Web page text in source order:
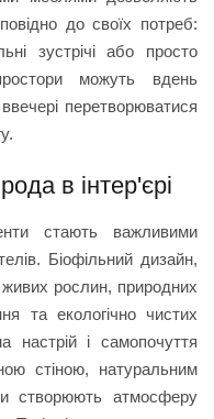
до своїх потреб:
зустрічі або просто
можуть вдень
перетворюватися
в інтер'єрі
стають важливими
Біофільний дизайн,
рослин, природних
та екологічно чистих
настрій і самопочуття
стіною, натуральним
створюють атмосферу